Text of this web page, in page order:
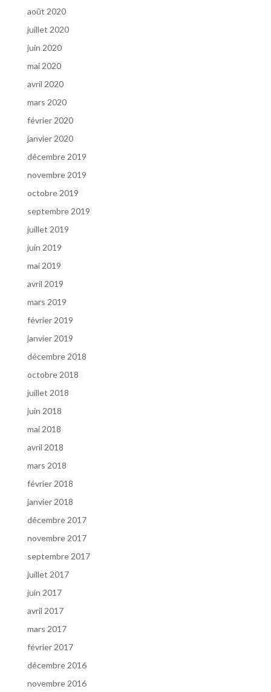
août 2020
juillet 2020
juin 2020
mai 2020
avril 2020
mars 2020
février 2020
janvier 2020
décembre 2019
novembre 2019
octobre 2019
septembre 2019
juillet 2019
juin 2019
mai 2019
avril 2019
mars 2019
février 2019
janvier 2019
décembre 2018
octobre 2018
juillet 2018
juin 2018
mai 2018
avril 2018
mars 2018
février 2018
janvier 2018
décembre 2017
novembre 2017
septembre 2017
juillet 2017
juin 2017
avril 2017
mars 2017
février 2017
décembre 2016
novembre 2016